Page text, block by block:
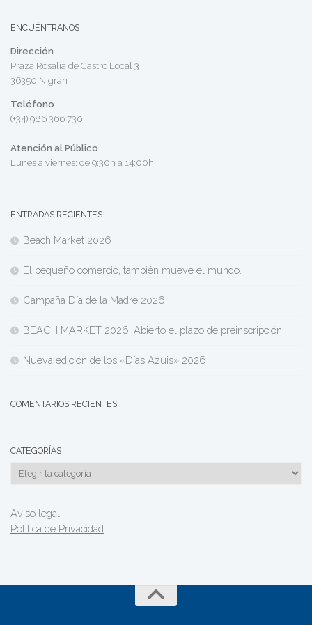
ENCUÉNTRANOS
Dirección
Praza Rosalía de Castro Local 3
36350 Nigrán
Teléfono
(+34) 986 366 730
Atención al Público
Lunes a viernes: de 9:30h a 14:00h.
ENTRADAS RECIENTES
Beach Market 2026
El pequeño comercio, también mueve el mundo.
Campaña Día de la Madre 2026
BEACH MARKET 2026: Abierto el plazo de preinscripción
Nueva edición de los «Días Azuis» 2026
COMENTARIOS RECIENTES
CATEGORÍAS
Categorías
Aviso legal
Política de Privacidad